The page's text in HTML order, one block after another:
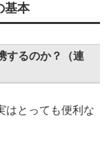
基本
するのか？（連
はとっても便利な